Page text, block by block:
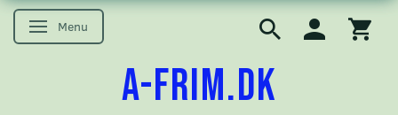
Skifte navigation
Menu
A-FRIM.DK